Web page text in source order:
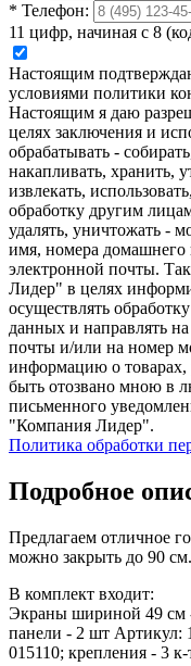
* Телефон:
11 цифр, начиная с 8
Настоящим
условиями политики
Настоящим я даю
целях заключения и
обрабатывать -
накапливать, хранить,
извлекать,
обработку другим
удалять, уничтожать -
имя, номера домашнего
электронной почты.
Лидер" в целях
осуществлять
данных и направлять
почты и/или на номер
информацию о товарах,
быть отозвано мною в
письменного
"Компания Лидер".
Политика обработки
Подробное
Предлагаем отличное
можно закрыть до 90 см.
В комплект входит:
Экраны шириной 49 см
панели - 2 шт Артикул:
015110; крепления - 3